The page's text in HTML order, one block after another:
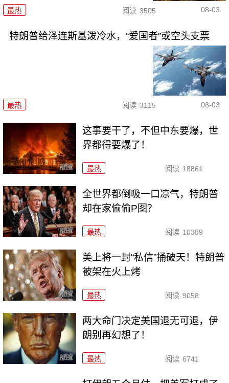
最热 阅读 3505 08-03
特朗普给泽连斯基泼冷水，“爱国者”或空头支票
最热 阅读 3115 08-03
这事要干了，不但中东要爆，世
界都得要爆了！
最热 阅读 18861
全世界都倒吸一口凉气，特朗普
却在家偷偷P图？
最热 阅读 10389
美上将一封“私信”捅破天！特朗普
被架在火上烤
最热 阅读 9058
两大命门决定美国退无可退，伊
朗别再幻想了！
最热 阅读 6741